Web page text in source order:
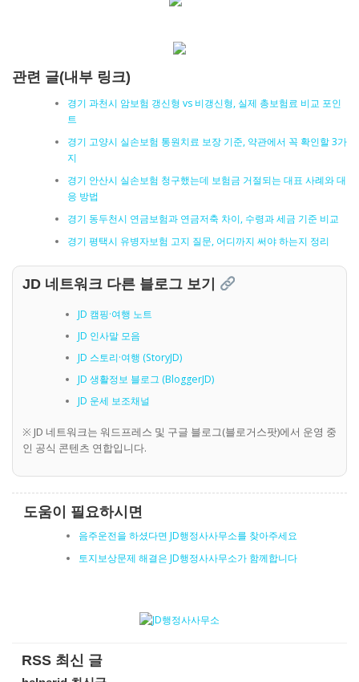
관련 글(내부 링크)
경기 과천시 암보험 갱신형 vs 비갱신형, 실제 총보험료 비교 포인
트
경기 고양시 실손보험 통원치료 보장 기준, 약관에서 꼭 확인할 3가
지
경기 안산시 실손보험 청구했는데 보험금 거절되는 대표 사례와 대
응 방법
경기 동두천시 연금보험과 연금저축 차이, 수령과 세금 기준 비교
경기 평택시 유병자보험 고지 질문, 어디까지 써야 하는지 정리
JD 네트워크 다른 블로그 보기
JD 캠핑·여행 노트
JD 인사말 모음
JD 스토리·여행 (StoryJD)
JD 생활정보 블로그 (BloggerJD)
JD 운세 보조채널
※ JD 네트워크는 워드프레스 및 구글 블로그(블로거스팟)에서 운영 중
인 공식 콘텐츠 연합입니다.
도움이 필요하시면
음주운전을 하셨다면 JD행정사사무소를 찾아주세요
토지보상문제 해결은 JD행정사사무소가 함께합니다
RSS 최신 글